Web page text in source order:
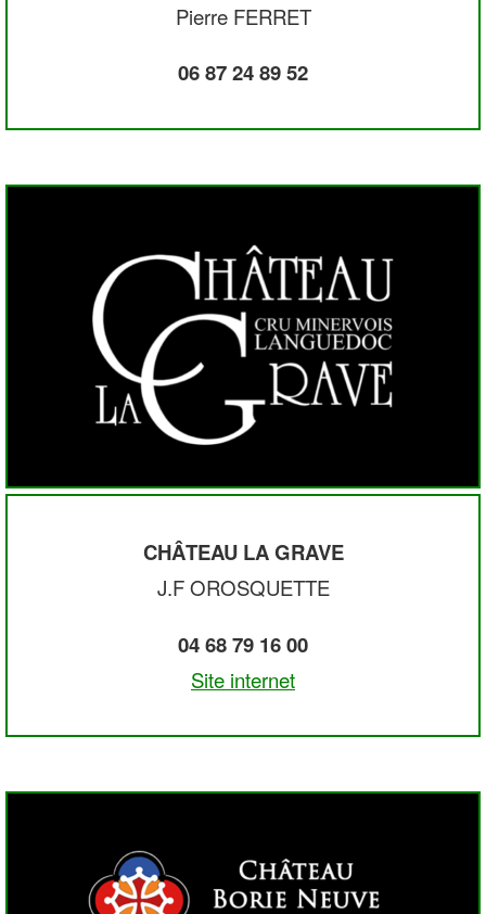
Pierre FERRET
06 87 24 89 52
CHÂTEAU LA GRAVE
J.F OROSQUETTE
04 68 79 16 00
Site internet